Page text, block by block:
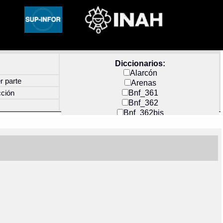
Diccionarios:
Alarcón
Arenas
Bnf_361
Bnf_362
Bnf_362bis
Docs_México
parte